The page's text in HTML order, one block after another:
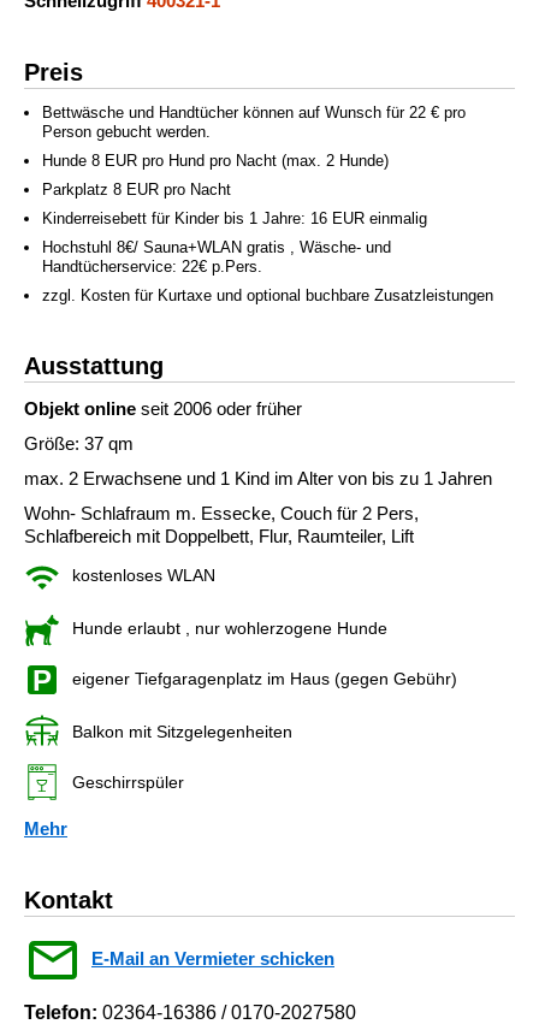
Preis
Bettwäsche und Handtücher können auf Wunsch für 22 € pro
Person gebucht werden.
Hunde 8 EUR pro Hund pro Nacht (max. 2 Hunde)
Parkplatz 8 EUR pro Nacht
Kinderreisebett für Kinder bis 1 Jahre: 16 EUR einmalig
Hochstuhl 8€/ Sauna+WLAN gratis , Wäsche- und
Handtücherservice: 22€ p.Pers.
zzgl. Kosten für Kurtaxe und optional buchbare Zusatzleistungen
Ausstattung
Objekt online seit 2006 oder früher
Größe: 37 qm
max. 2 Erwachsene und 1 Kind im Alter von bis zu 1 Jahren
Wohn- Schlafraum m. Essecke, Couch für 2 Pers,
Schlafbereich mit Doppelbett, Flur, Raumteiler, Lift
kostenloses WLAN
Hunde erlaubt , nur wohlerzogene Hunde
eigener Tiefgaragenplatz im Haus (gegen Gebühr)
Balkon mit Sitzgelegenheiten
Geschirrspüler
Mehr
Kontakt
E-Mail an Vermieter schicken
Telefon: 02364-16386 / 0170-2027580